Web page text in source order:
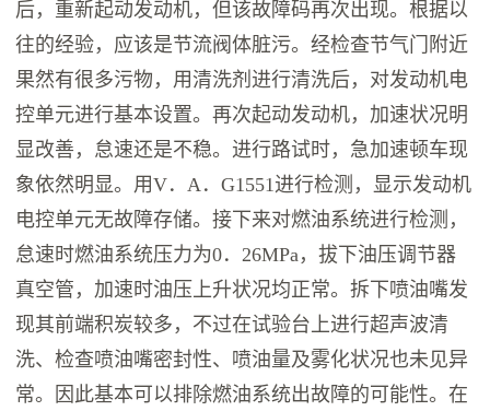
后，重新起动发动机，但该故障码再次出现。根据以
往的经验，应该是节流阀体脏污。经检查节气门附近
果然有很多污物，用清洗剂进行清洗后，对发动机电
控单元进行基本设置。再次起动发动机，加速状况明
显改善，怠速还是不稳。进行路试时，急加速顿车现
象依然明显。用V．A．G1551进行检测，显示发动机
电控单元无故障存储。接下来对燃油系统进行检测，
怠速时燃油系统压力为0．26MPa，拔下油压调节器
真空管，加速时油压上升状况均正常。拆下喷油嘴发
现其前端积炭较多，不过在试验台上进行超声波清
洗、检查喷油嘴密封性、喷油量及雾化状况也未见异
常。因此基本可以排除燃油系统出故障的可能性。在